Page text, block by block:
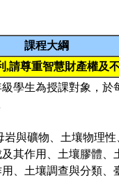
課程大綱
,請尊重智慧財產權及
學生為授課對象，於
岩與礦物、土壤物理
其作用、土壤膠體、
、土壤調查與分類、